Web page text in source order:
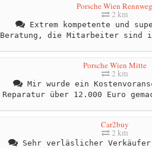
Porsche Wien Rennweg
2 km
Extrem kompetente und
Beratung, die Mitarbeiter sind
Porsche Wien Mitte
2 km
Mir wurde ein
Reparatur über 12.000 Euro
Car2buy
2 km
Sehr verläslicher